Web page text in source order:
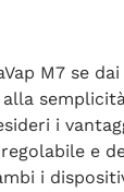
M7 se
i
e
i